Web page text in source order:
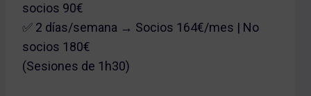
socios 90€
✅ 2 días/semana → Socios 164€/mes | No
socios 180€
(Sesiones de 1h30)